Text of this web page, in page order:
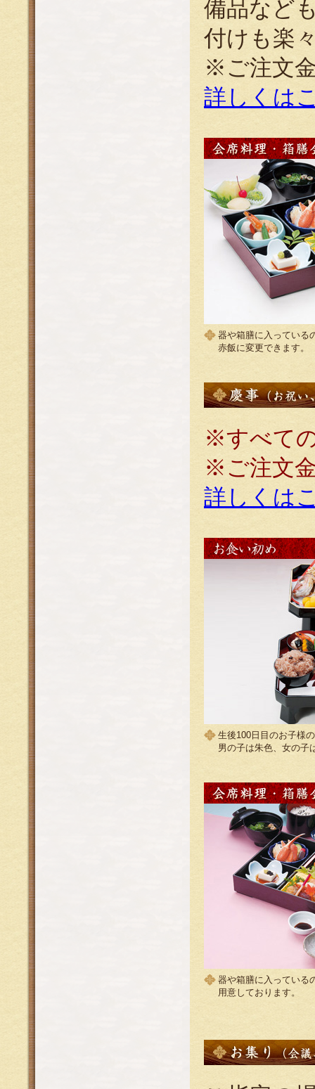
備品など
付けも楽
※ご注文
詳しくは
器や箱膳に入っている
赤飯に変更できます。
※すべて
※ご注文
詳しくは
生後100日目のお子様
男の子は朱色、女の子
器や箱膳に入っている
用意しております。